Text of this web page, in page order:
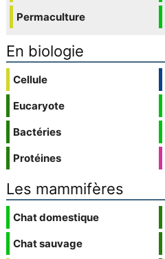
Permaculture
En biologie
Cellule
Eucaryote
Bactéries
Protéines
Les mammifères
Chat domestique
Chat sauvage